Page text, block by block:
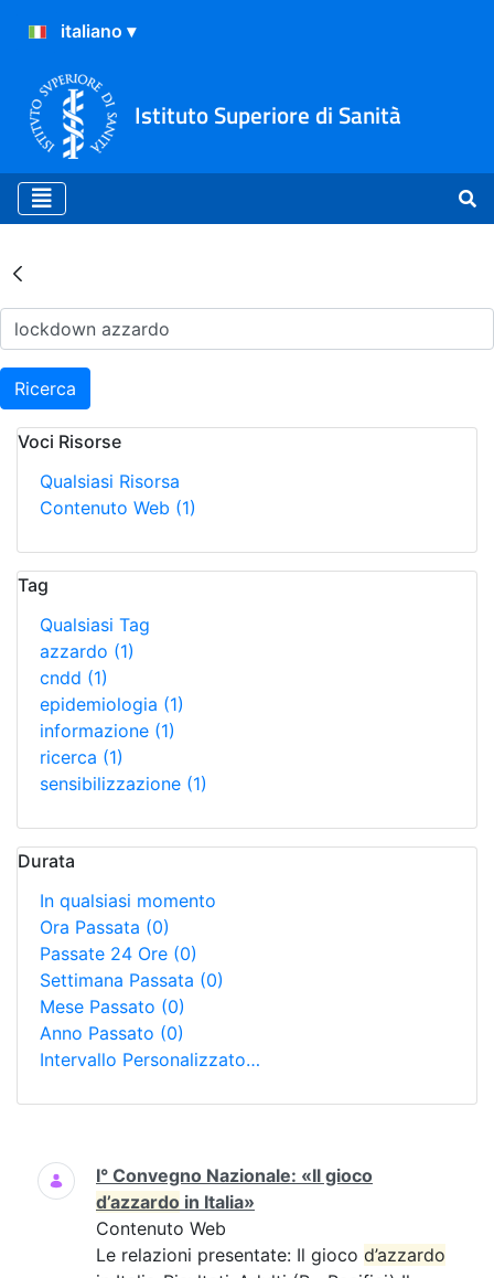
Istituto Superiore di Sanità
Risultati della Ricerca -
Ricerca
Voci Risorse
Qualsiasi Risorsa
Contenuto Web (1)
Tag
Qualsiasi Tag
azzardo (1)
cndd (1)
epidemiologia (1)
informazione (1)
ricerca (1)
sensibilizzazione (1)
Durata
In qualsiasi momento
Ora Passata (0)
Passate 24 Ore (0)
Settimana Passata (0)
Mese Passato (0)
Anno Passato (0)
Intervallo Personalizzato…
Ricerca
I° Convegno Nazionale: «Il gioco
d’azzardo in Italia»
Contenuto Web
Le relazioni presentate: Il gioco d’azzardo